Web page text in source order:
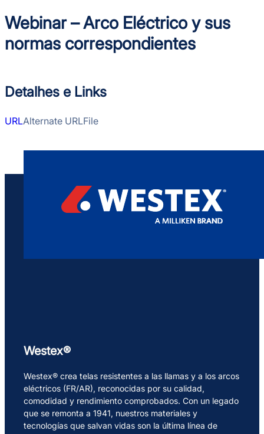
​Webinar – Arco Eléctrico y sus
normas correspondientes
Detalhes e Links
URLAlternate URLFile
Westex®
Westex® crea telas resistentes a las llamas y a los arcos
eléctricos (FR/AR), reconocidas por su calidad,
comodidad y rendimiento comprobados. Con un legado
que se remonta a 1941, nuestros materiales y
tecnologías que salvan vidas son la última línea de